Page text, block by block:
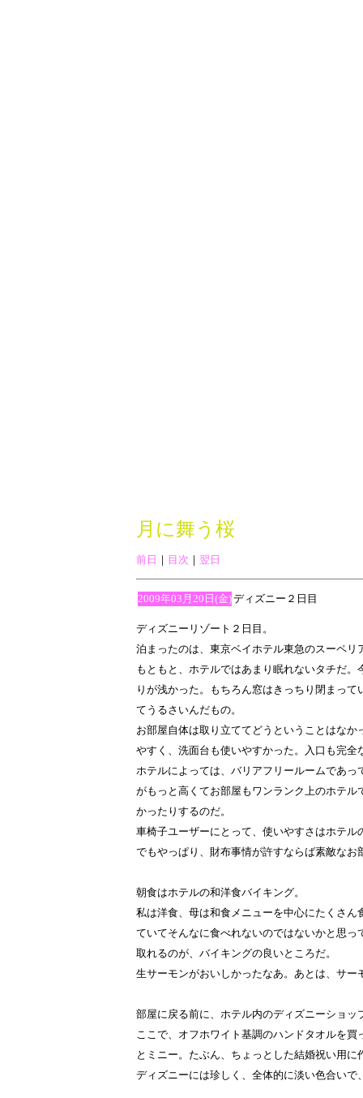
月に舞う桜
前日 ｜ 目次 ｜ 翌日
2009年03月20日(金)ディズニー２日目
ディズニーリゾート２日目。
泊まったのは、東京ベイホテル東急のスーペ
もともと、ホテルではあまり眠れないタチだ
りが浅かった。もちろん窓はきっちり閉まっ
てうるさいんだもの。
お部屋自体は取り立ててどうということはな
やすく、洗面台も使いやすかった。入口も完全
ホテルによっては、バリアフリールームであ
がもっと高くてお部屋もワンランク上のホテ
かったりするのだ。
車椅子ユーザーにとって、使いやすさはホテ
でもやっぱり、財布事情が許すならば素敵な
朝食はホテルの和洋食バイキング。
私は洋食、母は和食メニューを中心にたくさ
ていてそんなに食べれないのではないかと思
取れるのが、バイキングの良いところだ。
生サーモンがおいしかったなあ。あとは、サー
部屋に戻る前に、ホテル内のディズニーショッ
ここで、オフホワイト基調のハンドタオルを
とミニー。たぶん、ちょっとした結婚祝い用
ディズニーには珍しく、全体的に淡い色合い